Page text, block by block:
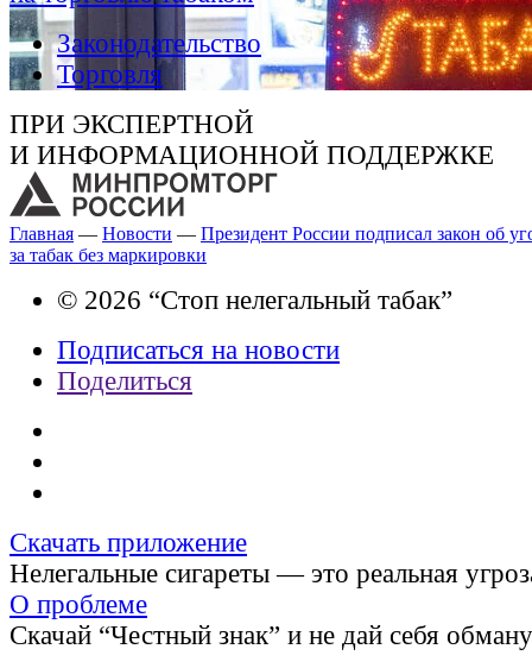
Законодательство
Торговля
ПРИ ЭКСПЕРТНОЙ
И ИНФОРМАЦИОННОЙ ПОДДЕРЖКЕ
Главная — Новости — Президент России подписал закон об
за табак без маркировки
© 2026 “Стоп нелегальный табак”
Подписаться на новости
Поделиться
Скачать приложение
Нелегальные сигареты — это реальная
О проблеме
Скачай “Честный знак” и не дай себя